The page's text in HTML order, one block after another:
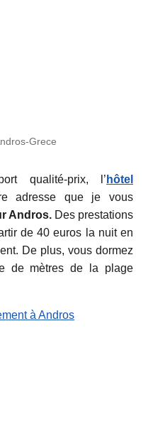
Grece
qualité-prix, l’ hôtel
adresse que je vous
Andros.Des prestations
de 40 euros la nuit en
De plus, vous dormez
de mètres de la plage
à Andros